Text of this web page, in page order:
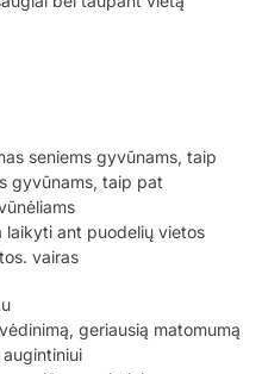
seniems gyvūnams, taip
gyvūnams, taip pat
laikyti ant puodelių vietos
vairas
geriausią matomumą